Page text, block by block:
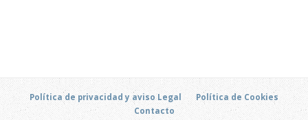
Política de privacidad y aviso Legal
Política de Cookies
Contacto